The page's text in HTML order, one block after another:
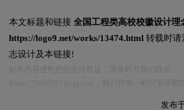
本文标题和链接 全国工程类高校校徽设计理
https://logo9.net/works/13474.html 转载时请
志设计及本链接!
发布